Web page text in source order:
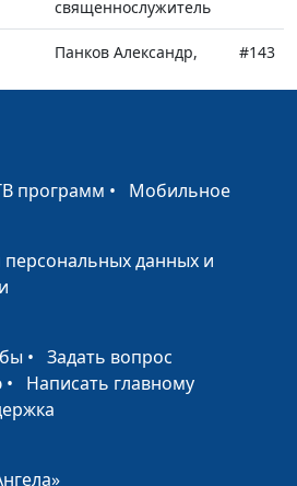
священнослужитель
Панков Александр,
#143
Панков Александр,
Панков Александр,
священнослужитель
Панков Александр,
программ • Мобильное
данных и
• Задать вопрос
• Написать главному